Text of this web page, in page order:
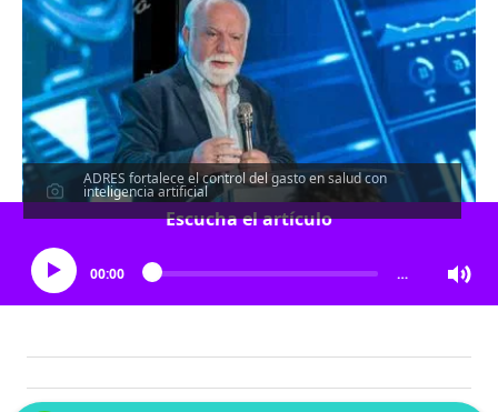
ADRES fortalece el control del gasto en salud con
inteligencia artificial
Escucha el artículo
00:00 …